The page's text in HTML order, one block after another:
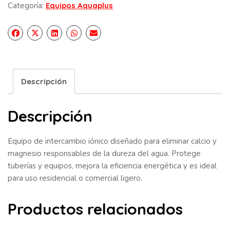
Categoría: Equipos Aquaplus
Descripción
Descripción
Equipo de intercambio iónico diseñado para eliminar calcio y
magnesio responsables de la dureza del agua. Protege
tuberías y equipos, mejora la eficiencia energética y es ideal
para uso residencial o comercial ligero.
Productos relacionados